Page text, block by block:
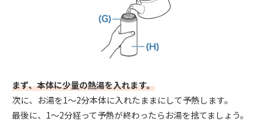
まず、本体に少量の熱湯を入れます。
次に、お湯を1～2分本体に入れたままにして予熱します。
最後に、1～2分経って予熱が終わったらお湯を捨てましょう。